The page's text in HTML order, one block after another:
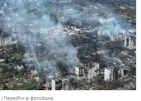
Перейти в фотобанк